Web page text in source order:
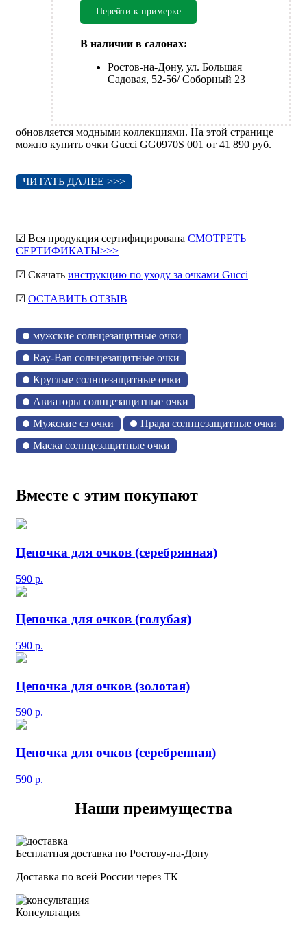
Перейти к примерке
В наличии в салонах:
Ростов-на-Дону, ул. Большая
Садовая, 52-56/ Соборный 23
обновляется модными коллекциями. На этой странице
можно купить очки Gucci GG0970S 001 от 41 890 руб.
ЧИТАТЬ ДАЛЕЕ >>>
☑ Вся продукция сертифицирована СМОТРЕТЬ
СЕРТИФИКАТЫ>>>
☑ Скачать инструкцию по уходу за очками Gucci
☑ ОСТАВИТЬ ОТЗЫВ
мужские солнцезащитные очки
Ray-Ban солнцезащитные очки
Круглые солнцезащитные очки
Авиаторы солнцезащитные очки
Мужские сз очки
Прада солнцезащитные очки
Маска солнцезащитные очки
Вместе с этим покупают
Цепочка для очков (серебрянная)
590 р.
Цепочка для очков (голубая)
590 р.
Цепочка для очков (золотая)
590 р.
Цепочка для очков (серебренная)
590 р.
Наши преимущества
Бесплатная доставка по Ростову-на-Дону
Доставка по всей России через ТК
Консультация